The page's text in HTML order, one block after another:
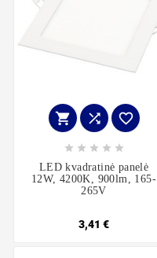
  
    
LED kvadratinė panelė
12W, 4200K, 900lm, 165-
265V
3,41 €